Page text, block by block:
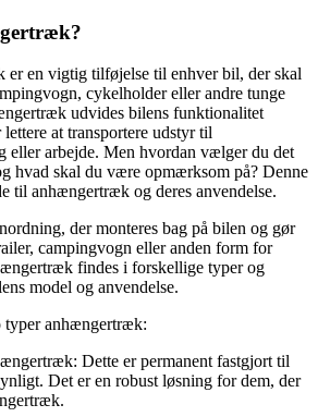
er en vigtig tilføjelse til enhver bil, der skal
cykelholder eller andre tunge
udvides bilens funktionalitet
at transportere udstyr til
eller arbejde. Men hvordan vælger du det
hvad skal du være opmærksom på? Denne
til anhængertræk og deres anvendelse.
der monteres bag på bilen og gør
campingvogn eller anden form for
findes i forskellige typer og
model og anvendelse.
typer anhængertræk:
Dette er permanent fastgjort til
Det er en robust løsning for dem, der